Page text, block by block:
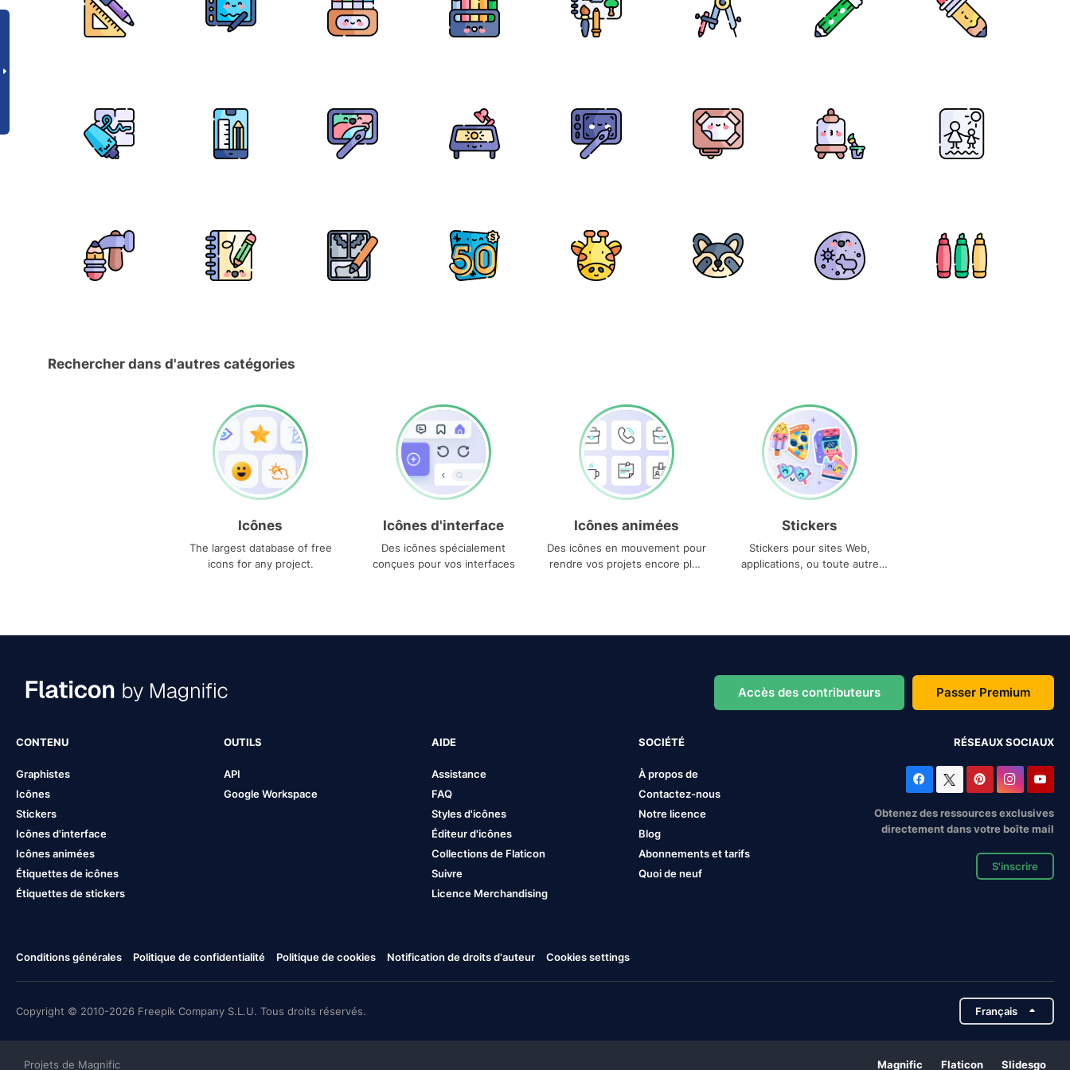
Rechercher dans d'autres catégories
Icônes
The largest database of free
icons for any project.
Icônes d'interface
Des icônes spécialement
conçues pour vos interfaces
Icônes animées
Des icônes en mouvement pour
rendre vos projets encore plus
Stickers
Stickers pour sites Web,
applications, ou toute autre
Accès des contributeurs Passer Premium
CONTENU
Graphistes
Icônes
Stickers
Icônes d'interface
Icônes animées
Étiquettes de icônes
Étiquettes de stickers
OUTILS
API
Google Workspace
AIDE
Assistance
FAQ
Styles d'icônes
Éditeur d'icônes
Collections de Flaticon
Suivre
Licence Merchandising
SOCIÉTÉ
À propos de
Contactez-nous
Notre licence
Blog
Abonnements et tarifs
Quoi de neuf
RÉSEAUX SOCIAUX
Obtenez des ressources exclusives
directement dans votre boîte mail
S'inscrire
Conditions générales Politique de confidentialité Politique de cookies Notification de droits d'auteur Cookies settings
Copyright © 2010-2026 Freepik Company S.L.U. Tous droits réservés. Français
Projets de Magnific Magnific Flaticon Slidesgo